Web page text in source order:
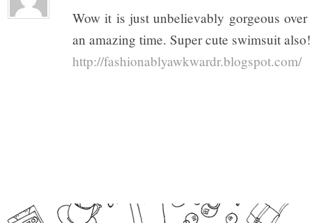
Wow it is just unbelievably gorgeous
an amazing time. Super cute swimsuit also!
http://fashionablyawkwardr.blogspot.com/